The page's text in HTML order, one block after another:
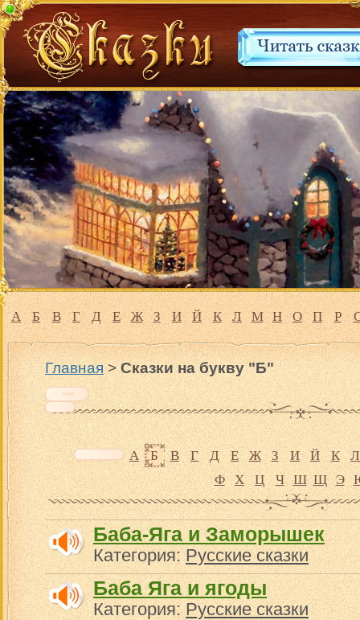
А Б В Г Д Е Ж З И Й К Л М Н О П Р
Главная>Сказки на букву "Б"
А Б В Г Д Е Ж З И Й К Л
Ф Х Ц Ч Ш Щ Э
Баба-Яга и Заморышек
Категория:Русские сказки
Баба Яга и ягоды
Категория:Русские сказки